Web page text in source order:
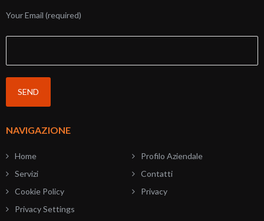
Your Email (required)
NAVIGAZIONE
Home
Profilo Aziendale
Servizi
Contatti
Cookie Policy
Privacy
Privacy Settings